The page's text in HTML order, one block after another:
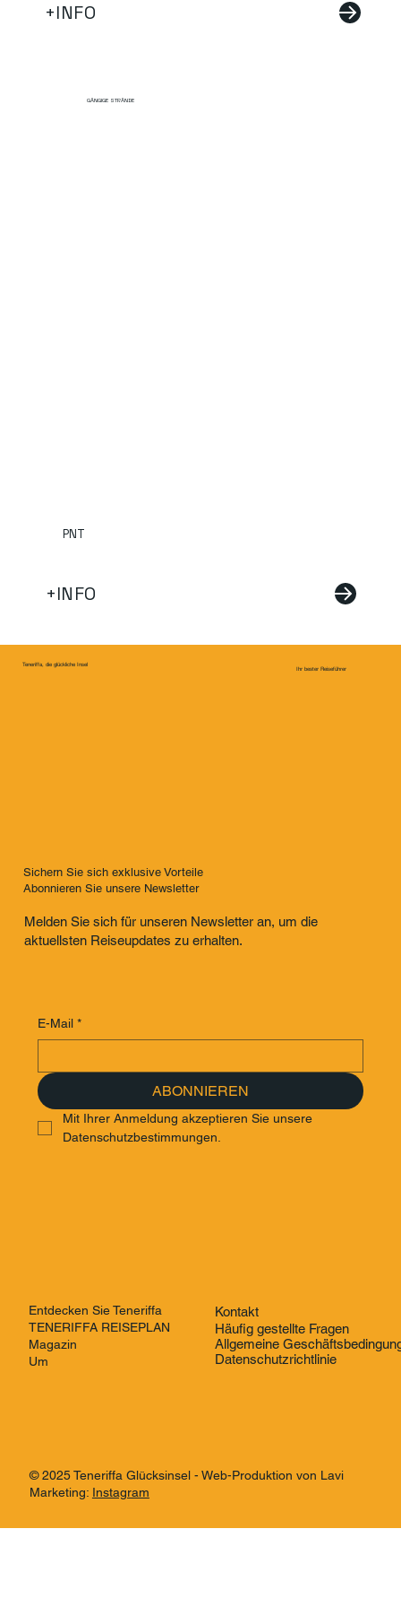
GÄNGIGE STRÄNDE
PNT
+INFO
+INFO
Teneriffa, die glückliche Insel
Sichern Sie sich exklusive Vorteile
Abonnieren Sie unsere Newsletter
Melden Sie sich für unseren Newsletter an, um die
aktuellsten Reiseupdates zu erhalten.
E-Mail *
ABONNIEREN
Mit Ihrer Anmeldung akzeptieren Sie unsere
Datenschutzbestimmungen.
Ihr bester Reiseführer
Entdecken Sie Teneriffa
TENERIFFA REISEPLAN
Magazin
Um
Kontakt
Häufig gestellte Fragen
Allgemeine
Datenschutzrichtlinie
© 2025 Teneriffa Glücksinsel - Web-Produktion von Lavi
Marketing: Instagram